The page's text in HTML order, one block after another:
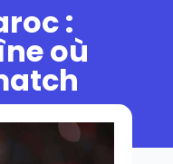
:
où